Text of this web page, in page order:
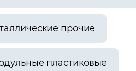
прочие
пластиковые